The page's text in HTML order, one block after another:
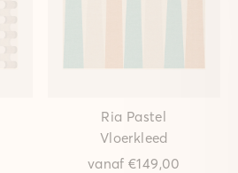
Ria Pastel
Vloerkleed
vanaf€149,00